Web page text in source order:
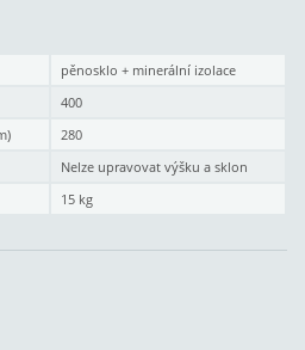
pěnosklo + minerální izolace
400
280
Nelze upravovat výšku a sklon
15 kg